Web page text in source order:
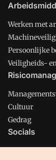
Werken met
Persoonlijke
Veiligheids-
Cultuur
Gedrag
Socials